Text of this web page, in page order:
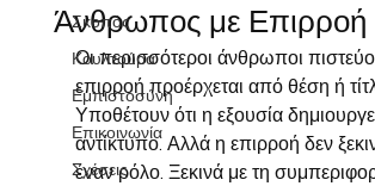
Σκοπός
Κουλτούρα
Εμπιστοσύνη
Επικοινωνία
Σχέσεις
Άνθρωπος με Επιρροή
Οι περισσότεροι άνθρωποι
επιρροή προέρχεται από θέση ή
Υποθέτουν ότι η εξουσία
αντίκτυπο. Αλλά η επιρροή δεν
έναν ρόλο. Ξεκινά με τη